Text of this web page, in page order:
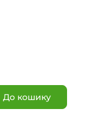
До кошику